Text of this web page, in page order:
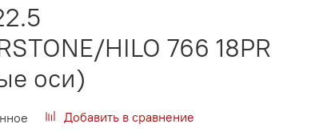
HILO 766 18PR
оси)
Добавить в сравнение